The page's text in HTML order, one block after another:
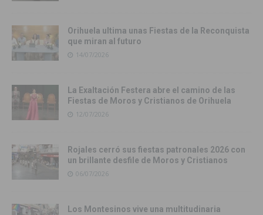
Orihuela ultima unas Fiestas de la Reconquista
que miran al futuro
14/07/2026
La Exaltación Festera abre el camino de las
Fiestas de Moros y Cristianos de Orihuela
12/07/2026
Rojales cerró sus fiestas patronales 2026 con
un brillante desfile de Moros y Cristianos
06/07/2026
Los Montesinos vive una multitudinaria